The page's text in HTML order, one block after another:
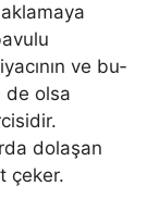
ve bu­
de olsa
dolaşan
çeker.